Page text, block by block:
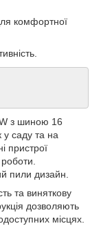
комфортної
з шиною 16
саду та на
пристрої
пили дизайн.
та виняткову
дозволяють
місцях.